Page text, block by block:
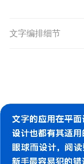
文字编排细节